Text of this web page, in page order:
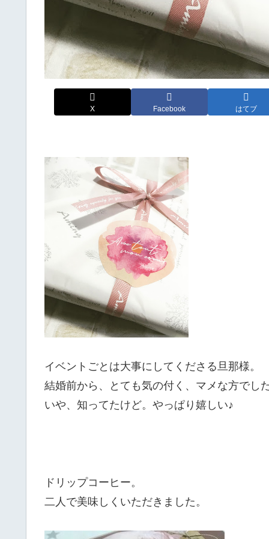
X Facebook はてブ
イベントごとは大事にしてくださる旦那様。
結婚前から、とても気の付く、マメな方でし
いや、知ってたけど。やっぱり嬉しい♪
ドリップコーヒー。
二人で美味しくいただきました。